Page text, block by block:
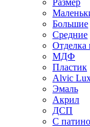
Размер
Большие
Средние
Отделка
МДФ
Пластик
Alvic
Эмаль
Акрил
ДСП
С